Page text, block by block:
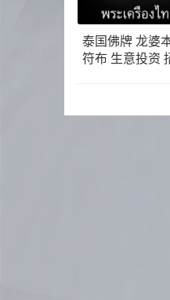
泰国佛牌 龙婆
符布 生意投资